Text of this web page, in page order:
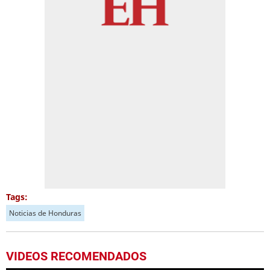
Tags:
Noticias de Honduras
VIDEOS RECOMENDADOS